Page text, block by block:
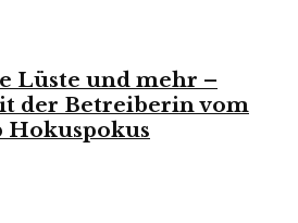
Lüste und mehr –
der Betreiberin vom
Hokuspokus